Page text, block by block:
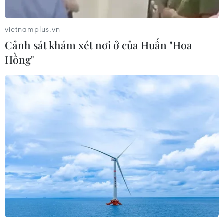
Giao chỉ tiêu bao phủ bảo hiểm y tế
toàn quốc đạt 100% vào năm 2030
02/08/2026 04:54
Tạo đột phá từ y tế cơ sở đến phát
triển nguồn nhân lực
02/08/2026 03:25
Báo động cận thị học đường khi
nhiều trẻ giảm thị lực từ rất sớm
vietnamplus.vn
Cảnh sát khám xét nơi ở của Huấn "Hoa
Hồng"